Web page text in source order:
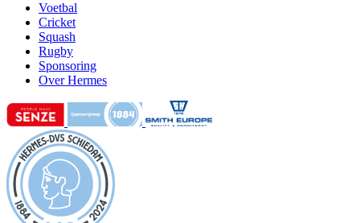
Voetbal
Cricket
Squash
Rugby
Sponsoring
Over Hermes